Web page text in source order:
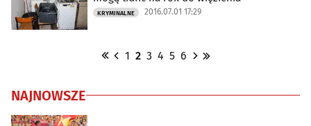
KRYMINALNE 2016.07.01 17:29
1 2 3 4 5 6
NAJNOWSZE